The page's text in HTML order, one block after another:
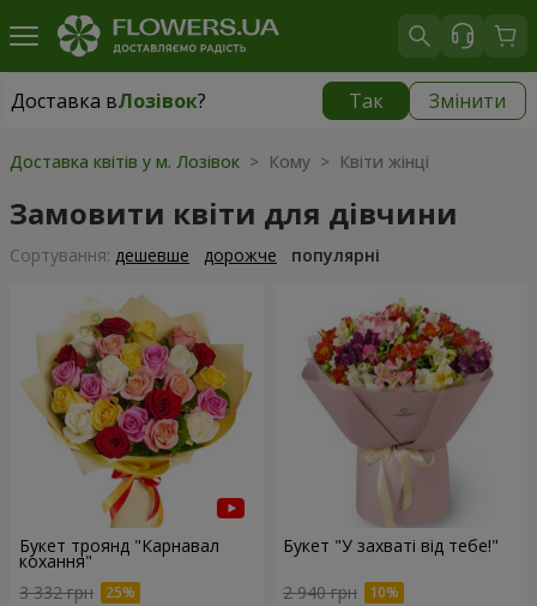
Доставка вЛозівок? Так Змінити
Доставка вЛозівок|
Доставка квітів у м. Лозівок > Кому > Квіти жінці
Замовити квіти для дівчини
Сортування: дешевше дорожче популярні
Букет троянд "Карнавал
кохання"
3 332 грн
Букет "У захваті від тебе!"
2 940 грн